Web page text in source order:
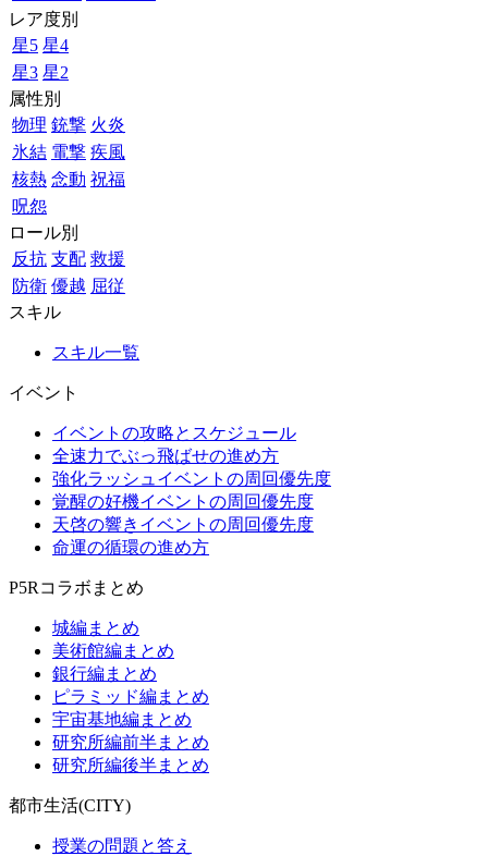
レア度別
星5 星4
星3 星2
属性別
物理 銃撃 火炎
氷結 電撃 疾風
核熱 念動 祝福
呪怨
ロール別
反抗 支配 救援
防衛 優越 屈従
スキル
スキル一覧
イベント
イベントの攻略とスケジュール
全速力でぶっ飛ばせの進め方
強化ラッシュイベントの周回優先度
覚醒の好機イベントの周回優先度
天啓の響きイベントの周回優先度
命運の循環の進め方
P5Rコラボまとめ
城編まとめ
美術館編まとめ
銀行編まとめ
ピラミッド編まとめ
宇宙基地編まとめ
研究所編前半まとめ
研究所編後半まとめ
都市生活(CITY)
授業の問題と答え